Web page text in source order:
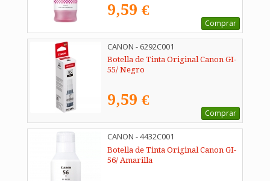
9,59 €
Comprar
CANON - 6292C001
Botella de Tinta Original Canon GI-
55/ Negro
9,59 €
Comprar
CANON - 4432C001
Botella de Tinta Original Canon GI-
56/ Amarilla